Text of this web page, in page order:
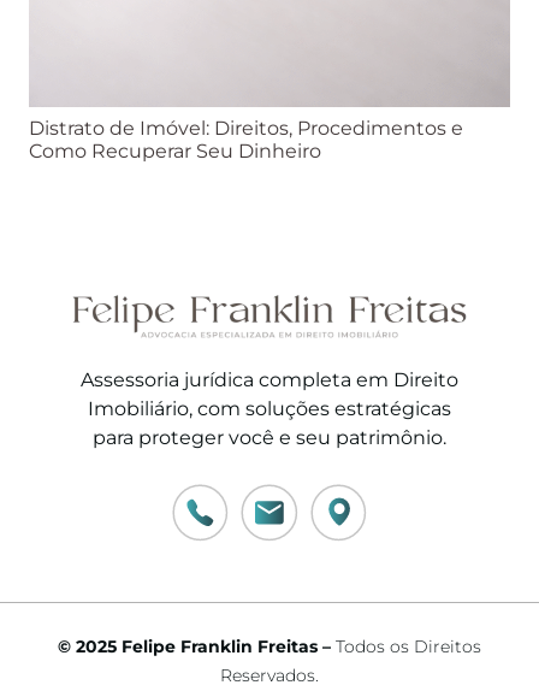
Distrato de Imóvel: Direitos, Procedimentos e
Como Recuperar Seu Dinheiro
Assessoria jurídica completa em Direito
Imobiliário, com soluções estratégicas
para proteger você e seu patrimônio.
© 2025 Felipe Franklin Freitas – Todos os Direitos
Reservados.